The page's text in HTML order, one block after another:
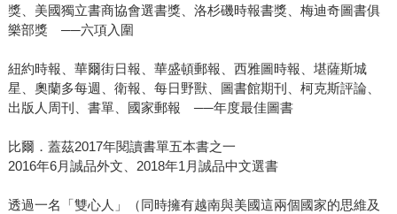
獎、美國獨立書商協會選書獎、洛杉磯時報書獎、梅迪奇圖書俱
樂部獎 ──六項入圍
紐約時報、華爾街日報、華盛頓郵報、西雅圖時報、堪薩斯城
星、奧蘭多每週、衛報、每日野獸、圖書館期刊、柯克斯評論、
出版人周刊、書單、國家郵報 ──年度最佳圖書
比爾．蓋茲2017年閱讀書單五本書之一
2016年6月誠品外文、2018年1月誠品中文選書
透過一名「雙心人」（同時擁有越南與美國這兩個國家的思維及